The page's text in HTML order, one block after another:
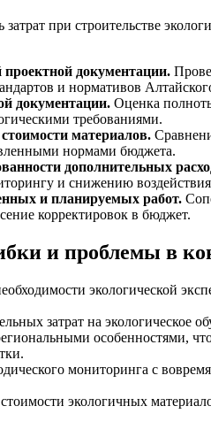
при строительстве
проектной документации.
и нормативов
документации. Оценка
требованиями.
материалов.
нормами бюджета.
дополнительных
и снижению воздействия
и планируемых работ.
корректировок в бюджет.
и проблемы в
экологической
затрат на экологическое
особенностями,
мониторинга с
экологичных